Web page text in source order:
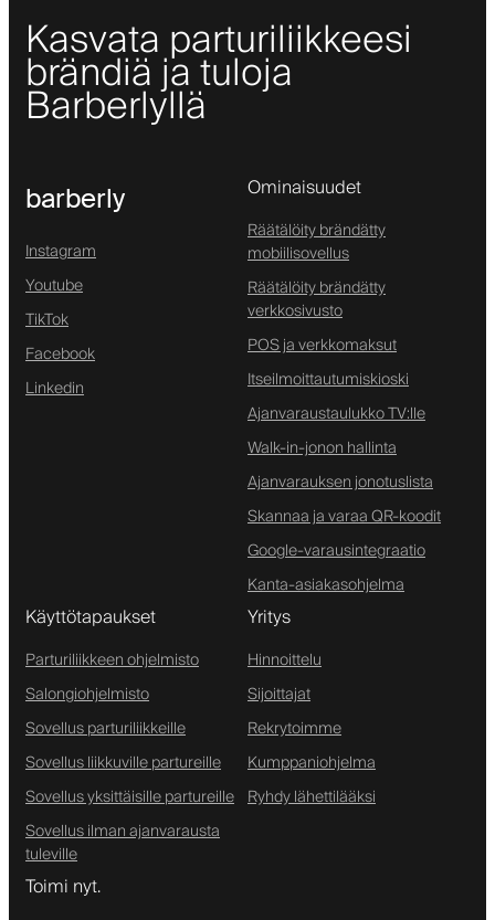
Kasvata parturiliikkeesi
brändiä ja tuloja
Barberlyllä
barberly
Instagram
Youtube
TikTok
Facebook
Linkedin
Ominaisuudet
Räätälöity brändätty
mobiilisovellus
Räätälöity brändätty
verkkosivusto
POS ja verkkomaksut
Itseilmoittautumiskioski
Ajanvaraustaulukko TV:lle
Walk-in-jonon hallinta
Ajanvarauksen jonotuslista
Skannaa ja varaa QR-koodit
Google-varausintegraatio
Kanta-asiakasohjelma
Käyttötapaukset
Parturiliikkeen ohjelmisto
Salongiohjelmisto
Sovellus parturiliikkeille
Sovellus liikkuville partureille
Sovellus yksittäisille partureille
Sovellus ilman ajanvarausta
tuleville
Yritys
Hinnoittelu
Sijoittajat
Rekrytoimme
Kumppaniohjelma
Ryhdy lähettilääksi
Toimi nyt.